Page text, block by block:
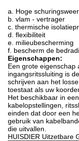
a. Hoge
b. vlam - vertrager
c. thermische
d. flexibiliteit
e. milieubescherming
f. bescherm de
Eigenschappen:
Een grote eigenschap
ingangsritssluiting is
schrijven aan het
toestaat als uw
Het beschikbaar in
kabelopstellingen,
einden dat door een
gebruik van
die uitvallen.
HUISDIER Uitzetbare